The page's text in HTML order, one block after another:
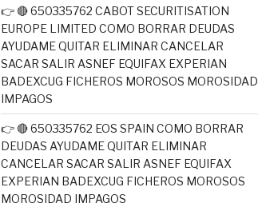
👉 🔴 650335762 CABOT SECURITISATION
EUROPE LIMITED COMO BORRAR DEUDAS
AYUDAME QUITAR ELIMINAR CANCELAR
SACAR SALIR ASNEF EQUIFAX EXPERIAN
BADEXCUG FICHEROS MOROSOS MOROSIDAD
IMPAGOS
👉 🔴 650335762 EOS SPAIN COMO BORRAR
DEUDAS AYUDAME QUITAR ELIMINAR
CANCELAR SACAR SALIR ASNEF EQUIFAX
EXPERIAN BADEXCUG FICHEROS MOROSOS
MOROSIDAD IMPAGOS